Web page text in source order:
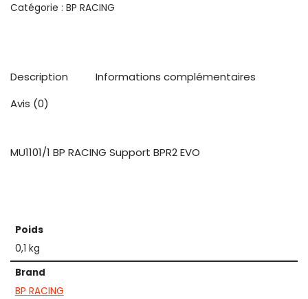
Catégorie : BP RACING
Description
Informations complémentaires
Avis (0)
MU1101/1 BP RACING Support BPR2 EVO
Poids
0,1 kg
Brand
BP RACING